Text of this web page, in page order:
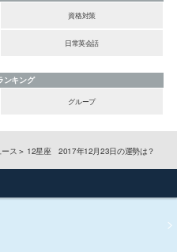
資格対策
日常英会話
ンキング
グループ
ス 12星座 2017年12月23日の運勢は？